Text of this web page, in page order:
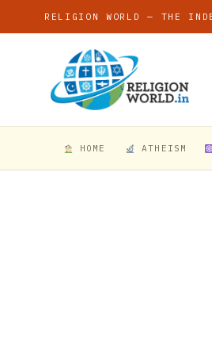
RELIGION WORLD — THE
HOME ATHEISM